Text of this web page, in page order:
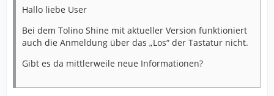
Hallo liebe User
Bei dem Tolino Shine mit aktueller Version funktioniert
auch die Anmeldung über das „Los“ der Tastatur nicht.
Gibt es da mittlerweile neue Informationen?